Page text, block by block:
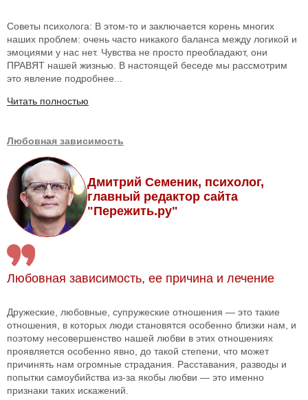
Советы психолога: В этом-то и заключается корень многих
наших проблем: очень часто никакого баланса между логикой и
эмоциями у нас нет. Чувства не просто преобладают, они
ПРАВЯТ нашей жизнью. В настоящей беседе мы рассмотрим
это явление подробнее...
Читать полностью
Любовная зависимость
Дмитрий Семеник, психолог,
главный редактор сайта
"Пережить.ру"
Любовная зависимость, ее причина и лечение
Дружеские, любовные, супружеские отношения — это такие
отношения, в которых люди становятся особенно близки нам, и
поэтому несовершенство нашей любви в этих отношениях
проявляется особенно явно, до такой степени, что может
причинять нам огромные страдания. Расставания, разводы и
попытки самоубийства из-за якобы любви — это именно
признаки таких искажений.